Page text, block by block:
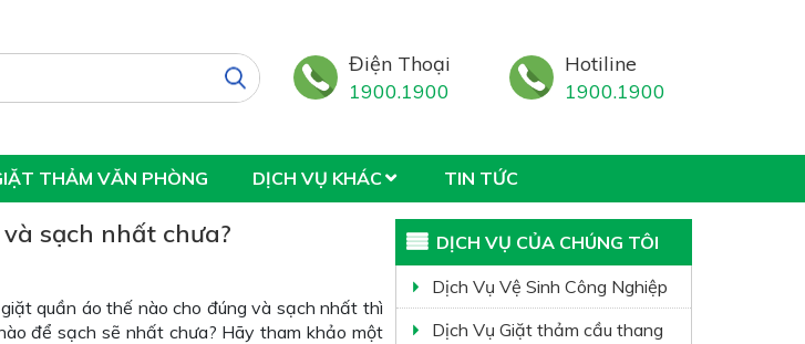
Điện Thoại
1900.1900
Hotiline
1900.1900
THẢM VĂN PHÒNG DỊCH VỤ KHÁC TIN TỨC
sạch nhất chưa?
quần áo thế nào cho đúng và sạch nhất thì
để sạch sẽ nhất chưa? Hãy tham khảo một
DỊCH VỤ CỦA CHÚNG TÔI
Dịch Vụ Vệ Sinh Công Nghiệp
Dịch Vụ Giặt thảm cầu thang